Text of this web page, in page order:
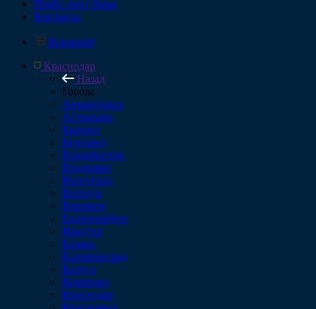
Прайс-лист боры
Контакты
Корзина0
Краснодар
Назад
Города
Архангельск
Астрахань
Барнаул
Белгород
Владивосток
Владимир
Волгоград
Вологда
Воронеж
Екатеринбург
Иркутск
Казань
Калининград
Калуга
Кемерово
Краснодар